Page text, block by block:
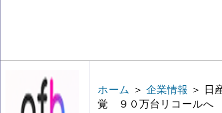
ホーム ＞ 企業情報 ＞ 日
覚 ９０万台リコールへ